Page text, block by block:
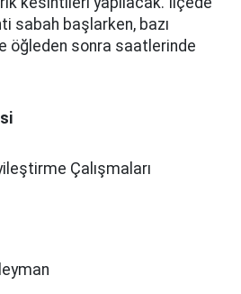
sabah başlarken, bazı
öğleden sonra saatlerinde
Çalışmaları